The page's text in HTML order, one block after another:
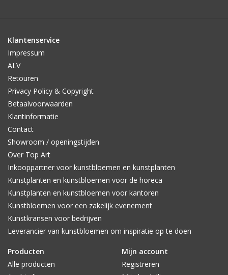
Klantenservice
Impressum
ALV
Retouren
Privacy Policy & Copyright
Betaalvoorwaarden
Klantinformatie
Contact
Showroom / openingstijden
Over Top Art
Inkooppartner voor kunstbloemen en kunstplanten
Kunstplanten en kunstbloemen voor de horeca
Kunstplanten en kunstbloemen voor kantoren
Kunstbloemen voor een zakelijk evenement
Kunstkransen voor bedrijven
Leverancier van kunstbloemen om inspiratie op te doen
Producten
Alle producten
Mijn account
Registreren